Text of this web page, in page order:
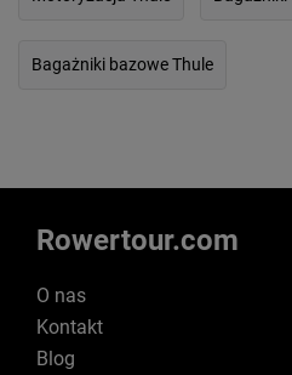
Bagażniki bazowe Thule
Rowertour.com
O nas
Kontakt
Blog